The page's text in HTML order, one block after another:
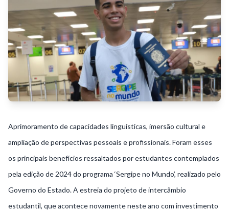
Aprimoramento de capacidades linguísticas, imersão cultural e
ampliação de perspectivas pessoais e profissionais. Foram esses
os principais benefícios ressaltados por estudantes contemplados
pela edição de 2024 do programa ‘Sergipe no Mundo’, realizado pelo
Governo do Estado. A estreia do projeto de intercâmbio
estudantil, que acontece novamente neste ano com investimento